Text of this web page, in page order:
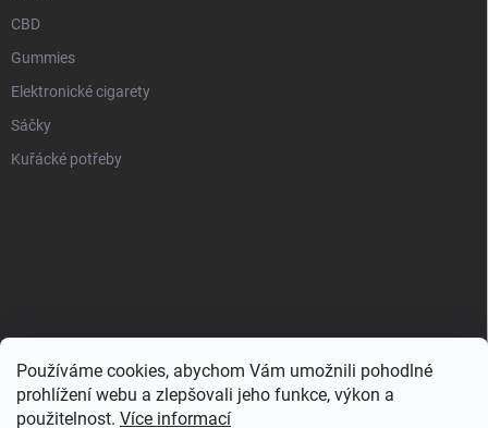
Používáme cookies, abychom Vám umožnili pohodlné
prohlížení webu a zlepšovali jeho funkce, výkon a
použitelnost. Více informací
CBD
Gummies
Elektronické cigarety
Sáčky
Kuřácké potřeby